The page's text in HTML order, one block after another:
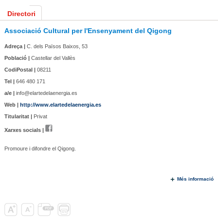
Directori
Associació Cultural per l'Ensenyament del Qigong
Adreça |C. dels Països Baixos, 53
Població |Castellar del Vallès
CodiPostal |08211
Tel |646 480 171
a/e |info@elartedelaenergia.es
Web | http://www.elartedelaenergia.es
Titularitat |Privat
Xarxes socials |
Promoure i difondre el Qigong.
Més informació